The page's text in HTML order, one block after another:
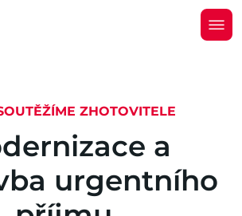
ZHOTOVITELE
dernizace a
ba urgentního